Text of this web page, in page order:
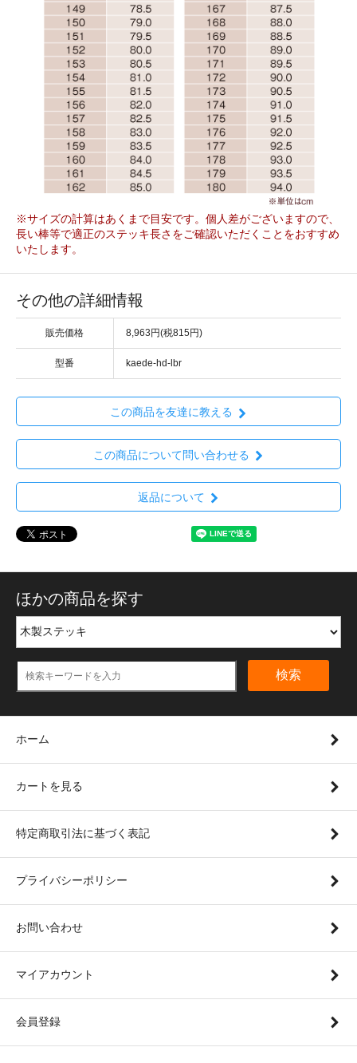
※サイズの計算はあくまで目安です。個人差がございますので、
長い棒等で適正のステッキ長さをご確認いただくことをおすすめ
いたします。
その他の詳細情報
販売価格 8,963円(税815円)
型番 kaede-hd-lbr
この商品を友達に教える
この商品について問い合わせる
返品について
ほかの商品を探す
検索
ホーム
カートを見る
特定商取引法に基づく表記
プライバシーポリシー
お問い合わせ
マイアカウント
会員登録